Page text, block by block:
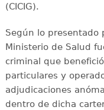
(CICIG).
Según lo presentado
Ministerio de Salud
criminal que
particulares y
adjudicaciones
dentro de dicha